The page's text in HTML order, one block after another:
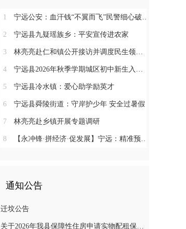
1 宁远公安：血汗钱“不翼而飞”民警细心破“乌龙”
2 宁远县九疑瑶族乡：平安宣传进农家
3 林亮亮赴仁和镇公开接访并调度民生领域信访工作
4 宁远县2026年秋季学期城区初中新生入学微机派位工作顺利收官
5 宁远县冷水镇：爱心助学励英才
6 宁远县舜陵街道：守岸护少年 安全过暑假
7 林亮亮赴乡镇开展专题调研
8 【永冲锋·拼经济·促发展】宁远：精准预约少跑路 阳光收烟暖农心
通知公告
迁坟公告
关于2026年我县保障性住房申请实物配租保障家庭的公示(第十一批)